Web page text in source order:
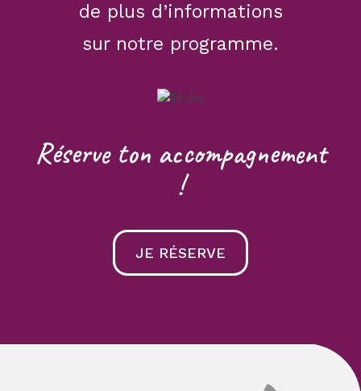
de plus d’informations
sur notre programme.
Réserve ton accompagnement
!
JE RÉSERVE